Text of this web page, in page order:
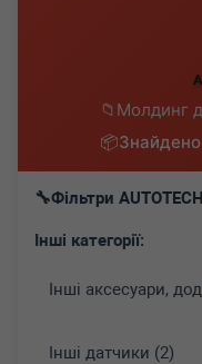
Молдинг
Знайдено
Фільтри
Інші категорії:
Інші аксесуари,
Інші датчики (2)